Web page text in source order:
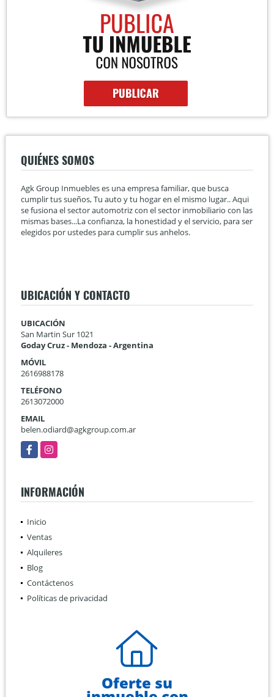
QUIÉNES SOMOS
Agk Group Inmuebles es una empresa familiar, que busca
cumplir tus sueños, Tu auto y tu hogar en el mismo lugar.. Aqui
se fusiona el sector automotriz con el sector inmobiliario con las
mismas bases...La confianza, la honestidad y el servicio, para ser
elegidos por ustedes para cumplir sus anhelos.
UBICACIÓN Y CONTACTO
UBICACIÓN
San Martin Sur 1021
Goday Cruz - Mendoza - Argentina
MÓVIL
2616988178
TELÉFONO
2613072000
EMAIL
belen.odiard@agkgroup.com.ar
FacebookInstagram
INFORMACIÓN
Inicio
Ventas
Alquileres
Blog
Contáctenos
Políticas de privacidad
Oferte su